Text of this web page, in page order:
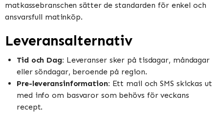
matkassebranschen sätter de standarden för enkel och
ansvarsfull matinköp.
Leveransalternativ
Tid och Dag: Leveranser sker på tisdagar, måndagar
eller söndagar, beroende på region.
Pre-leveransinformation: Ett mail och SMS skickas ut
med info om basvaror som behövs för veckans
recept.